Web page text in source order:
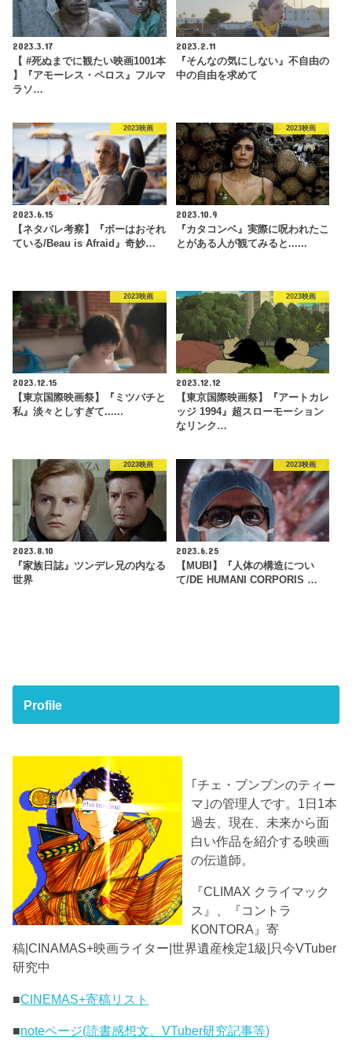
2023.3.17
【 #死ぬまでに観たい映画1001本
】『アモーレス・ペロス』フルマ
ラソ…
2023.2.11
『そんなの気にしない』不自由の
中の自由を求めて
2023映画
2023.6.15
【ネタバレ考察】『ボーはおそれ
ている/Beau is Afraid』奇妙…
2023映画
2023.10.9
『カタコンベ』実際に呪われたこ
とがある人が観てみると......
2023映画
2023.12.15
【東京国際映画祭】『ミツバチと
私』淡々としすぎて......
2023映画
2023.12.12
【東京国際映画祭】『アートカレ
ッジ 1994』超スローモーション
なリンク…
2023映画
2023.8.10
『家族日誌』ツンデレ兄の内なる
世界
2023映画
2023.6.25
【MUBI】『人体の構造につい
て/DE HUMANI CORPORIS …
Profile
｢チェ・ブンブンのティー
マ｣の管理人です。1日1本
過去、現在、未来から面
白い作品を紹介する映画
の伝道師。
『CLIMAX クライマック
ス』、『コントラ
KONTORA』寄
稿|CINAMAS+映画ライター|世界遺産検定1級|只今VTuber
研究中
■CINEMAS+寄稿リスト
■noteページ(読書感想文、VTuber研究記事等)